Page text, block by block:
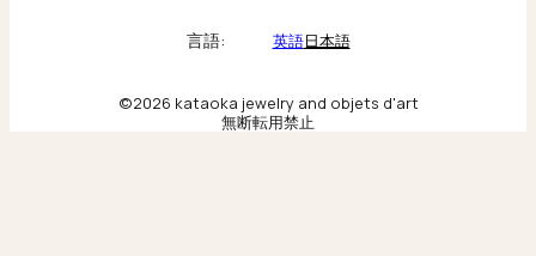
アトリエの記録
Behind the scenes & craftsmanship
言語: 英語日本語
©2026 kataoka jewelry and objets d'art
無断転用禁止